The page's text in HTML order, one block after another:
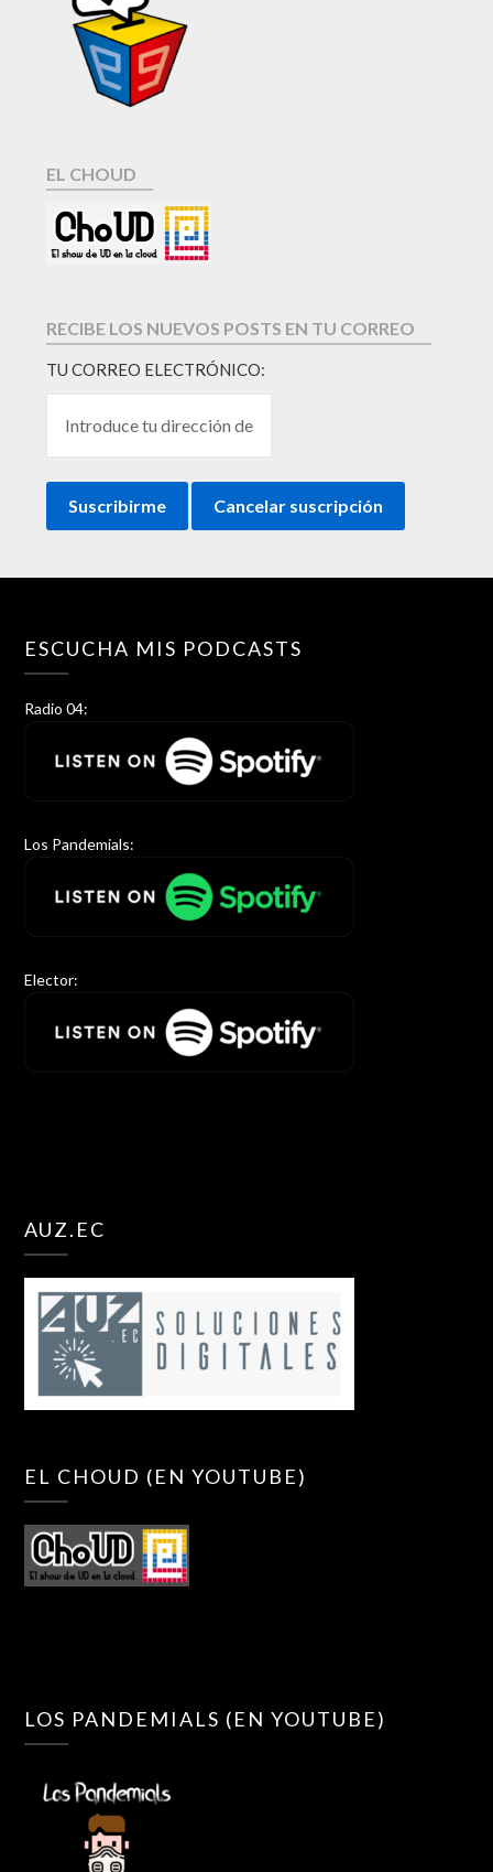
EL CHOUD
RECIBE LOS NUEVOS POSTS EN TU CORREO
TU CORREO ELECTRÓNICO:
ESCUCHA MIS PODCASTS
Radio 04:
Los Pandemials:
Elector:
AUZ.EC
EL CHOUD (EN YOUTUBE)
LOS PANDEMIALS (EN YOUTUBE)